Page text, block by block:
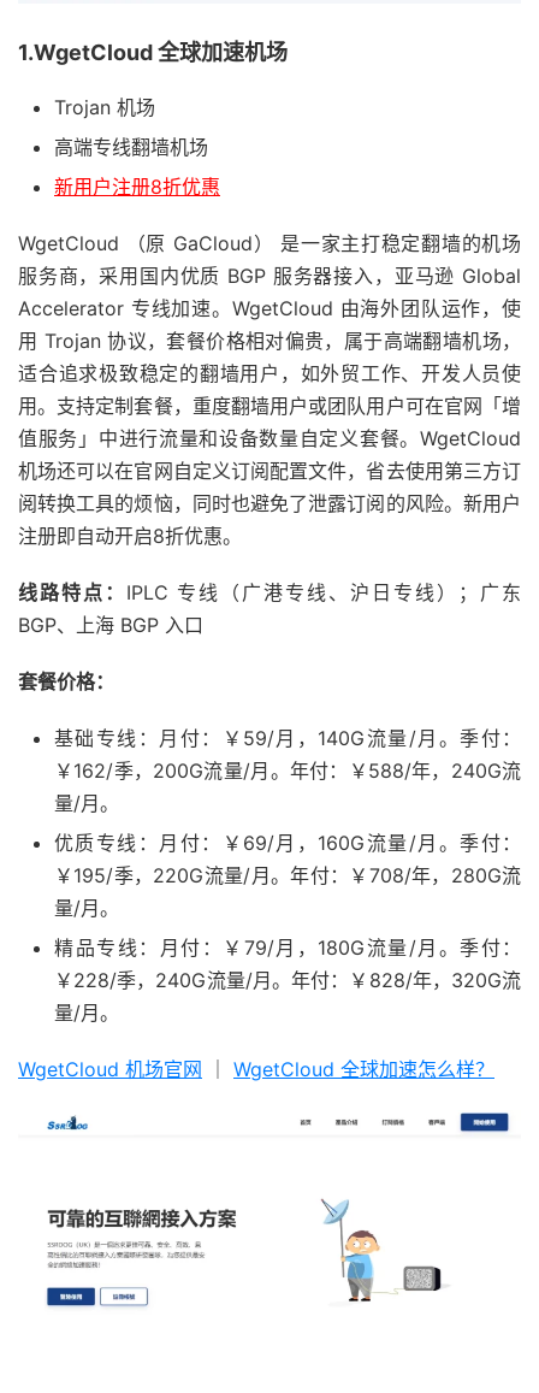
1.WgetCloud 全球加速机场
Trojan 机场
高端专线翻墙机场
新用户注册8折优惠
WgetCloud （原 GaCloud） 是一家主打稳定翻墙的机场
服务商，采用国内优质 BGP 服务器接入，亚马逊 Global
Accelerator 专线加速。WgetCloud 由海外团队运作，使
用 Trojan 协议，套餐价格相对偏贵，属于高端翻墙机场，
适合追求极致稳定的翻墙用户，如外贸工作、开发人员使
用。支持定制套餐，重度翻墙用户或团队用户可在官网「增
值服务」中进行流量和设备数量自定义套餐。WgetCloud
机场还可以在官网自定义订阅配置文件，省去使用第三方订
阅转换工具的烦恼，同时也避免了泄露订阅的风险。新用户
注册即自动开启8折优惠。
线路特点： IPLC 专线（广港专线、沪日专线）；广东
BGP、上海 BGP 入口
套餐价格：
基础专线：月付：￥59/月，140G流量/月。季付：
￥162/季，200G流量/月。年付：￥588/年，240G流
量/月。
优质专线：月付：￥69/月，160G流量/月。季付：
￥195/季，220G流量/月。年付：￥708/年，280G流
量/月。
精品专线：月付：￥79/月，180G流量/月。季付：
￥228/季，240G流量/月。年付：￥828/年，320G流
量/月。
WgetCloud 机场官网 WgetCloud 全球加速怎么样？